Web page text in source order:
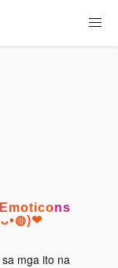
mga ito na